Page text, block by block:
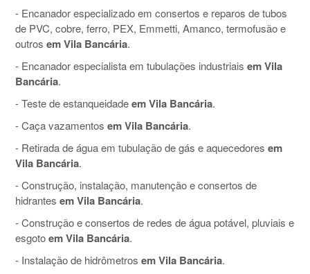
- Encanador especializado em consertos e reparos de tubos
de PVC, cobre, ferro, PEX, Emmetti, Amanco, termofusão e
outros em Vila Bancária.
- Encanador especialista em tubulações industriais em Vila
Bancária.
- Teste de estanqueidadeem Vila Bancária.
- Caça vazamentos em Vila Bancária.
- Retirada de água em tubulação de gás e aquecedores em
Vila Bancária.
- Construção, instalação, manutenção e consertos de
hidrantes em Vila Bancária.
- Construção e consertos de redes de água potável, pluviais e
esgotoem Vila Bancária.
- Instalação de hidrômetros em Vila Bancária.